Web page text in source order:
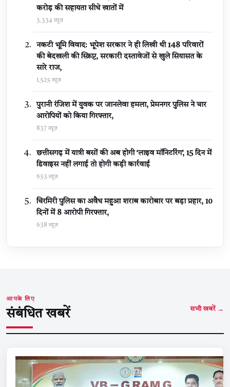
करोड़ की सहायता सीधे खातों में
3,334 व्यूज़
नकटी भूमि विवाद: भूपेश सरकार ने ही लिखी थी 148 परिवारों
की बेदखली की स्क्रिप्ट, सरकारी दस्तावेजों से खुले सियासत के
सारे राज,
1,525 व्यूज़
पुरानी रंजिश में युवक पर जानलेवा हमला, प्रेमनगर पुलिस ने चार
आरोपियों को किया गिरफ्तार,
837 व्यूज़
छत्तीसगढ़ में यात्री बसों की अब होगी ‘लाइव मॉनिटरिंग’, 15 दिन में
डिवाइस नहीं लगाई तो होगी कड़ी कार्रवाई
653 व्यूज़
चिरमिरी पुलिस का अवैध महुआ शराब कारोबार पर बड़ा प्रहार, 10
दिनों में 8 आरोपी गिरफ्तार,
638 व्यूज़
आपके लिए
संबंधित खबरें सभी खबरें →